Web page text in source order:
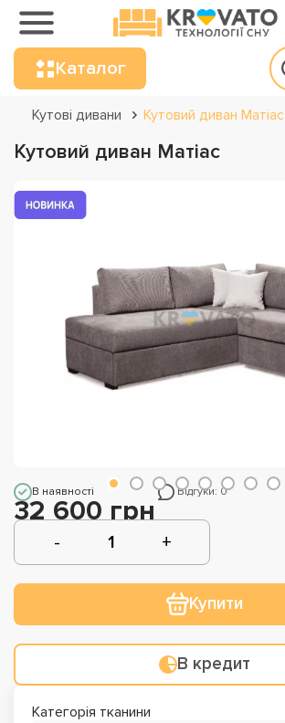
Каталог
Кутові дивани Кутовий диван Матіас
Кутовий диван Матіас
В наявності Відгуки: 0
32 600 грн
Купити
В кредит
Категорія тканини